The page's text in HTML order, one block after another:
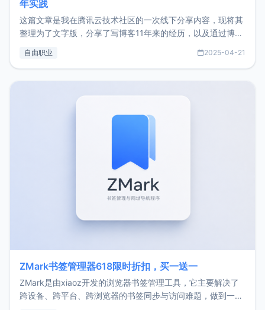
年实践
这篇文章是我在腾讯云技术社区的一次线下分享内容，现将其
整理为了文字版，分享了写博客11年来的经历，以及通过博客
了我的首个产品ImgURL的真实数据和产品现状。自我介绍大
自由职业 2025-04-21
ZMark书签管理器618限时折扣，买一送一
ZMark是由xiaoz开发的浏览器书签管理工具，它主要解决了
跨设备、跨平台、跨浏览器的书签同步与访问难题，做到一处